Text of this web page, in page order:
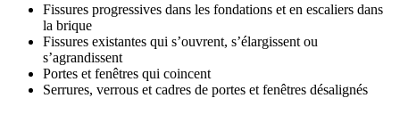
Fissures progressives dans les fondations et en escaliers dans
la brique
Fissures existantes qui s’ouvrent, s’élargissent ou
s’agrandissent
Portes et fenêtres qui coincent
Serrures, verrous et cadres de portes et fenêtres désalignés